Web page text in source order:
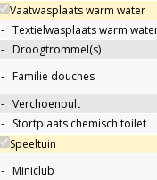
Vaatwasplaats warm water
- Textielwasplaats warm
- Droogtrommel(s)
- Familie douches
- Verchoenpult
- Stortplaats chemisch toilet
Speeltuin
- Miniclub